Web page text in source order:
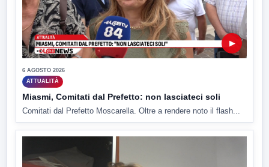
▶
6 AGOSTO 2026
ATTUALITÀ
Miasmi, Comitati dal Prefetto: non lasciateci soli
Comitati dal Prefetto Moscarella. Oltre a rendere noto il flash...